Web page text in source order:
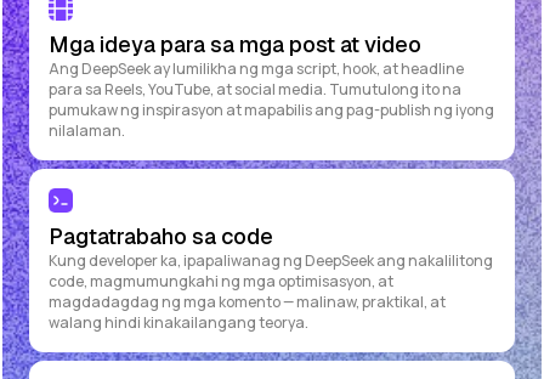
Mga ideya para sa mga post at video
Ang DeepSeek ay lumilikha ng mga script, hook, at headline
para sa Reels, YouTube, at social media. Tumutulong ito na
pumukaw ng inspirasyon at mapabilis ang pag-publish ng iyong
nilalaman.
Pagtatrabaho sa code
Kung developer ka, ipapaliwanag ng DeepSeek ang nakalilitong
code, magmumungkahi ng mga optimisasyon, at
magdadagdag ng mga komento — malinaw, praktikal, at
walang hindi kinakailangang teorya.